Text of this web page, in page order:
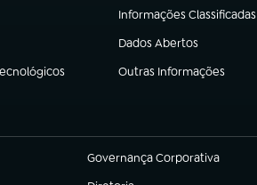
Informações Classificadas
(abre em nova aba)
Dados Abertos
(abre em nova aba)
Outras Informações
(abre em nova aba)
Governança Corporativa
(abre em nova aba)